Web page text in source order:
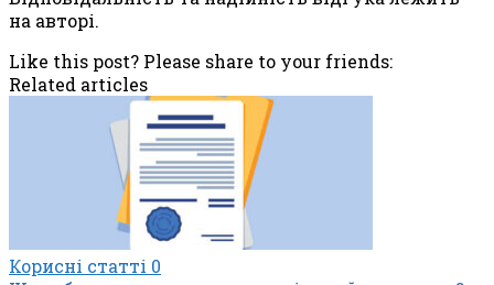
на авторі.
Like this post? Please share to your friends:
Related articles
Корисні статті 0